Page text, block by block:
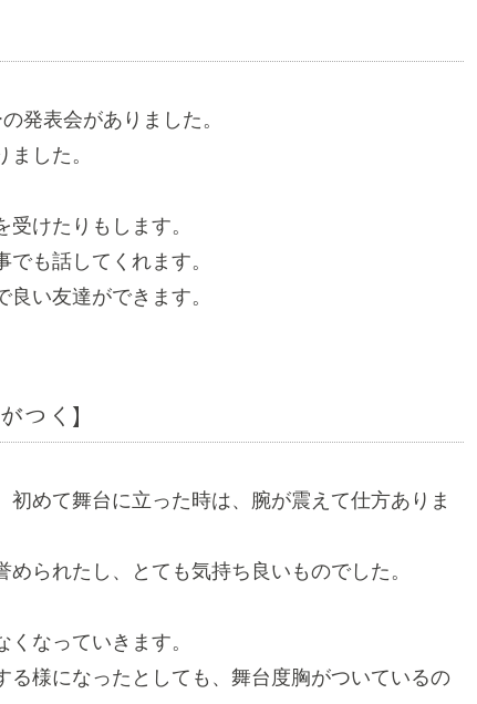
発表会がありました。
した。
けたりもします。
も話してくれます。
い友達ができます。
つく】
めて舞台に立った時は、腕が震えて仕方ありま
られたし、とても気持ち良いものでした。
なっていきます。
様になったとしても、舞台度胸がついているの